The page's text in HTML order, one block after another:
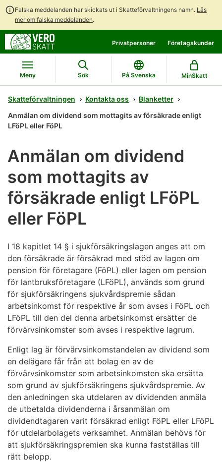
Falska meddelanden har skickats ut i Skatteförvaltningens namn. Läs
mer om falska meddelanden.
direkt
till
innehållet
till
hela
webbplatsens
sökning
Privatpersoner Företagskunder
Meny Sök På Svenska MinSkatt
Skatteförvaltningen Kontakta oss
Blanketter
Anmälan om dividend som mottagits av försäkrade enligt
LFöPL eller FöPL
Anmälan om dividend
som mottagits av
försäkrade enligt LFöPL
eller FöPL
I 18 kapitlet 14 § i sjukförsäkringslagen anges att om
den försäkrade är försäkrad med stöd av lagen om
pension för företagare (FöPL) eller lagen om pension
för lantbruksföretagare (LFöPL), används som grund
för sjukförsäkringens sjukvårdspremie sådan
arbetsinkomst för respektive år som avses i FöPL och
LFöPL till den del denna arbetsinkomst ersätter de
förvärvsinkomster som avses i respektive lagrum.
Enligt lag är förvärvsinkomstandelen av dividend som
en delägare får från ett bolag en av de
förvärvsinkomster som arbetsinkomsten ska ersätta
som grund av sjukförsäkringens sjukvårdspremie. Av
den anledningen ska utdelaren av dividenden anmäla
de utbetalda dividenderna i årsanmälan om
dividendtagaren varit försäkrad enligt FöPL eller LFöPL
för utdelarbolagets verksamhet. Anmälan behövs för
att sjukförsäkringspremien ska kunna fastställas till
rätt belopp.